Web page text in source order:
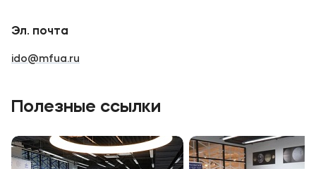
Эл. почта
ido@mfua.ru
Полезные ссылки